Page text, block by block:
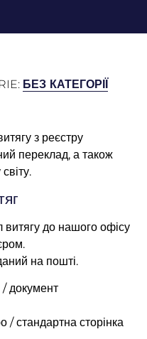
БЕЗ КАТЕГОРІЇ
з реєстру
переклад, а також
витягу до нашого офісу
на пошті.
/ документ
/ стандартна сторінка